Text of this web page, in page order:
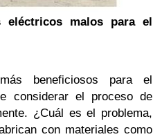
eléctricos malos para el
beneficiosos para el
considerar el proceso de
¿Cuál es el problema,
con materiales como